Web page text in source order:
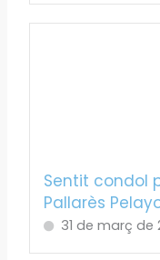
Sentit condol
Pallarès
31 de març de